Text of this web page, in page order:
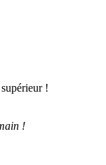
!
!